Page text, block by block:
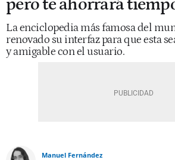
pero te ahorrará
La enciclopedia más famosa del
renovado su interfaz para que esta
y amigable con el usuario.
Manuel Fernández